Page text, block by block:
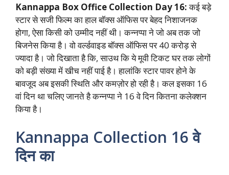
Kannappa Box Office Collection Day 16:कई बड़े
स्टार से सजी फिल्म का हाल बॉक्स ऑफिस पर बेहद निशाजनक
होगा, ऐसा किसी को उम्मीद नहीं थी। कन्नप्पा ने जो अब तक जो
बिजनेस किया है। वो वर्ल्डवाइड बॉक्स ऑफिस पर 40 करोड़ से
ज्यादा है। जो दिखाता है कि, साउथ कि ये मूवी टिकट घर तक लोगों
को बड़ी संख्या में खीच नहीं पाई है। हालांकि स्टार पावर होने के
बावजूद अब इसकी स्थिति और कमज़ोर हो रही है। कल इसका 16
वां दिन था चलिए जानते है कन्नप्पा ने 16 वे दिन कितना कलेक्शन
किया है।
Kannappa Collection 16 वे
दिन का